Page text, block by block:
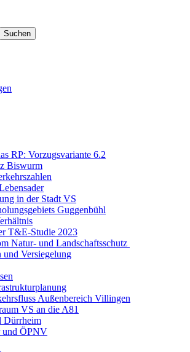
DANKE ist ein loser Zusammenschluss
RP: Vorzugsvariante 6.2
Biswurm
in der Stadt VS
Guggenbühl
T&E-Studie 2023
Natur- und Landschaftsschutz
und Versiegelung
Außenbereich Villingen
VS an die A81
Dürrheim
und ÖPNV